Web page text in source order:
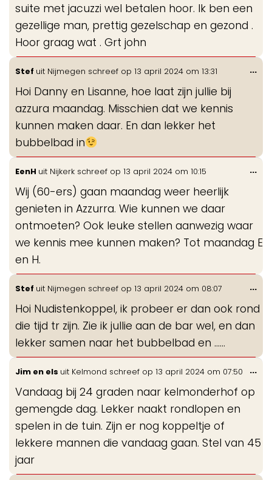
suite met jacuzzi wel betalen hoor. Ik ben een
gezellige man, prettig gezelschap en gezond .
Hoor graag wat . Grt john
Stef uit Nijmegen schreef op 13 april 2024 om 13:31
Hoi Danny en Lisanne, hoe laat zijn jullie bij
azzura maandag. Misschien dat we kennis
kunnen maken daar. En dan lekker het
bubbelbad in
...
EenH uit Nijkerk schreef op 13 april 2024 om 10:15
Wij (60-ers) gaan maandag weer heerlijk
genieten in Azzurra. Wie kunnen we daar
ontmoeten? Ook leuke stellen aanwezig waar
we kennis mee kunnen maken? Tot maandag E
en H.
...
Stef uit Nijmegen schreef op 13 april 2024 om 08:07
Hoi Nudistenkoppel, ik probeer er dan ook rond
die tijd tr zijn. Zie ik jullie aan de bar wel, en dan
lekker samen naar het bubbelbad en ......
...
Jim en els uit Kelmond schreef op 13 april 2024 om 07:50
Vandaag bij 24 graden naar kelmonderhof op
gemengde dag. Lekker naakt rondlopen en
spelen in de tuin. Zijn er nog koppeltje of
lekkere mannen die vandaag gaan. Stel van 45
jaar
...